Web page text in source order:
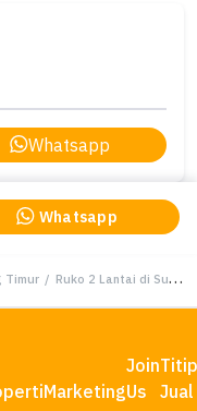
Whatsapp
Whatsapp
Timur / Ruko 2 Lantai di Supriyadi Semarang Timur
Marketing
Join
Us
Jual